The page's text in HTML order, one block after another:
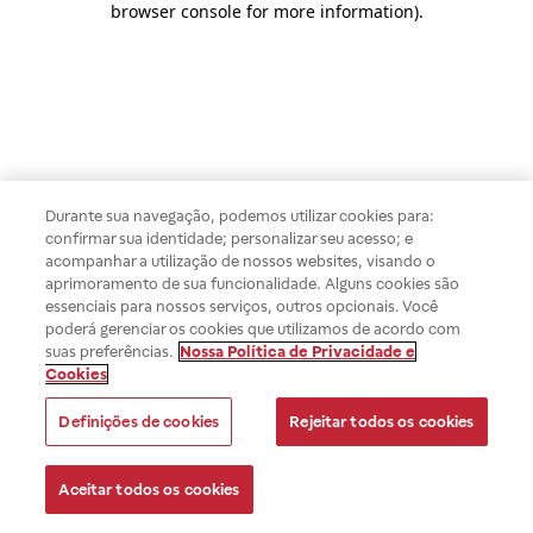
browser console for more information).
Durante sua navegação, podemos utilizar cookies para:
confirmar sua identidade; personalizar seu acesso; e
acompanhar a utilização de nossos websites, visando o
aprimoramento de sua funcionalidade. Alguns cookies são
essenciais para nossos serviços, outros opcionais. Você
poderá gerenciar os cookies que utilizamos de acordo com
suas preferências. Nossa Política de Privacidade e
Cookies
Definições de cookies Rejeitar todos os cookies
Aceitar todos os cookies